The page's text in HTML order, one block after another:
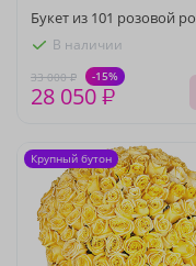
Букет из 101 розовой
В наличии
33 000 ₽ -15%
28 050 ₽
Крупный бутон